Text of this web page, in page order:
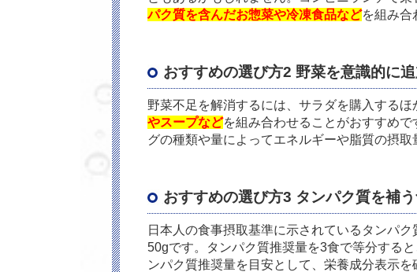
パク質を含んだお惣菜や冷凍食品などを組み合
おすすめの選び方2 野菜を意識的に
野菜不足を解消するには、サラダを購入するほ
やスープなどを組み合わせることがおすすめ
グの種類や量によってエネルギーや脂質の摂取
おすすめの選び方3 タンパク質を補
日本人の食事摂取基準に示されているタンパ
50gです。タンパク質推奨量を3食で等分する
ンパク質推奨量を目安として、栄養成分表示